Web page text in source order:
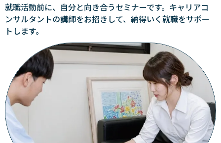
就職活動前に、自分と向き合うセミナーです。キャリアコ
ンサルタントの講師をお招きして、納得いく就職をサポー
トします。